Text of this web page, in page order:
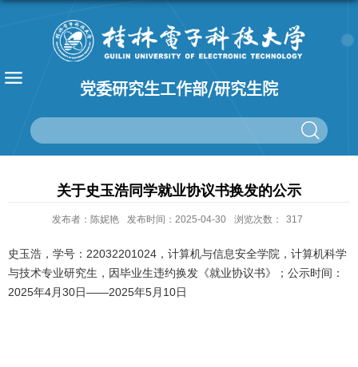
党委研究生工作部/研究生院
关于史玉浩同学就业协议书换发的公示
发布者：陈妮艳 发布时间：2025-04-30 浏览次数： 317
史玉浩，学号：22032201024，计算机与信息安全学院，计算机科学
与技术专业研究生，因毕业生违约换发《就业协议书》；公示时间：
2025年4月30日——2025年5月10日